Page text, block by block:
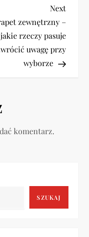
Next
Post
Next
zewnętrzny –
rzeczy pasuje
uwagę przy
wyborze
komentarz.
SZUKAJ